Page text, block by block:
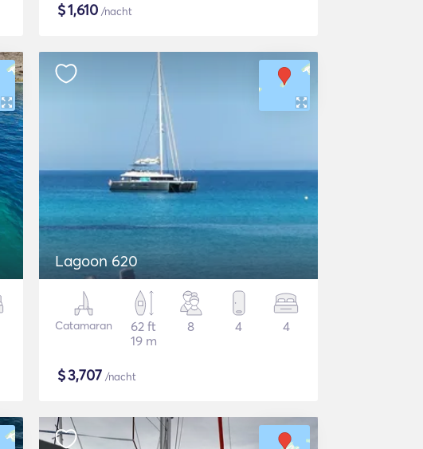
$1,610 /nacht
Lagoon 620
Catamaran
62 ft
19 m
8 4 4
$3,707 /nacht